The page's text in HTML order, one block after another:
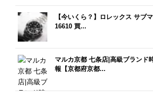
【今いくら？】ロレックス サブ
16610 買...
マルカ京都 七条店|高級ブランド
報【京都府京都...